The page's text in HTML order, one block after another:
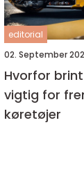
editorial
02. September
Hvorfor
vigtig for
køretøjer